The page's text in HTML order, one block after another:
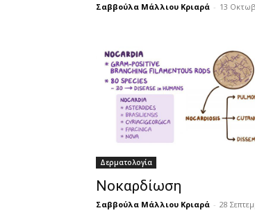
Σαββούλα Μάλλιου Κριαρά - 13
Δερματολογία
Νοκαρδίωση
Σαββούλα Μάλλιου Κριαρά - 28